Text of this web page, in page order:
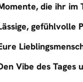
die ihr
gefühlvolle
Vibe des Tages